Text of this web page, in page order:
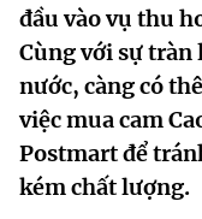
Chức năng
Cơ cấu tổ chức
Lịch sử phát triển
Tin tức sự kiện
Khoa học và
Đổi mới sáng tạo
Dịch vụ công
Hệ thống văn bản
đầu vào vụ thu
Cùng với sự
nước, càng có
việc mua cam
Postmart để
kém chất lượng.